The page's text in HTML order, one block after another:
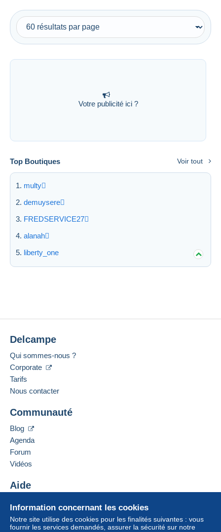
Votre publicité ici ?
Top Boutiques Voir tout
multy
demuysere
FREDSERVICE27
alanah
liberty_one
Information concernant les cookies
Notre site utilise des cookies pour les finalités suivantes : vous
fournir les services demandés, assurer la sécurité sur notre
Delcampe
Qui sommes-nous ?
Corporate
Tarifs
Nous contacter
Communauté
Blog
Agenda
Forum
Vidéos
Aide
Acheter sur Delcampe
Vendre sur Delcampe